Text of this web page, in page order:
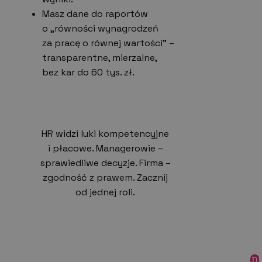
Masz dane do raportów
o „równości wynagrodzeń
za pracę o równej wartości” –
transparentne, mierzalne,
bez kar do 60 tys. zł.
HR widzi luki kompetencyjne
i płacowe. Managerowie –
sprawiedliwe decyzje. Firma –
zgodność z prawem. Zacznij
od jednej roli.